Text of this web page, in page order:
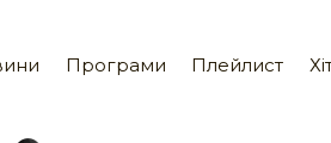
Програми Плейлист